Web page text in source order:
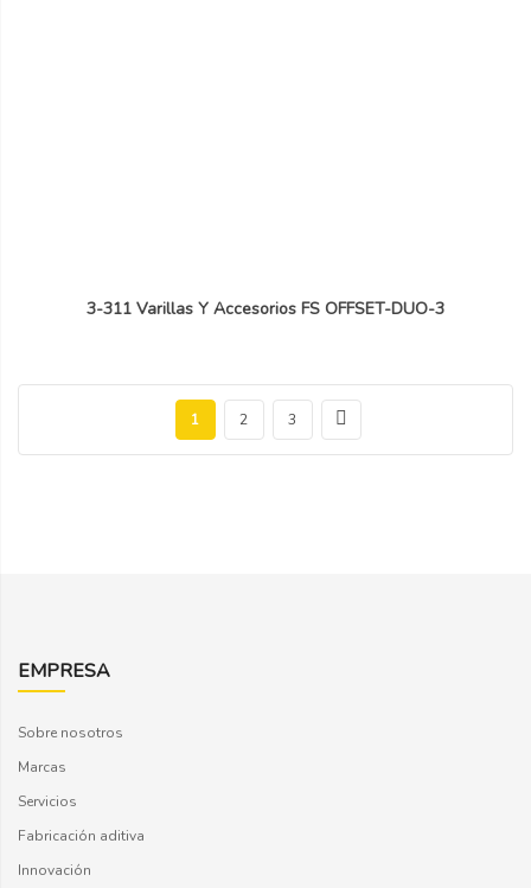
3-311 Varillas Y Accesorios FS OFFSET-DUO-3
1 2 3
EMPRESA
Sobre nosotros
Marcas
Servicios
Fabricación aditiva
Innovación